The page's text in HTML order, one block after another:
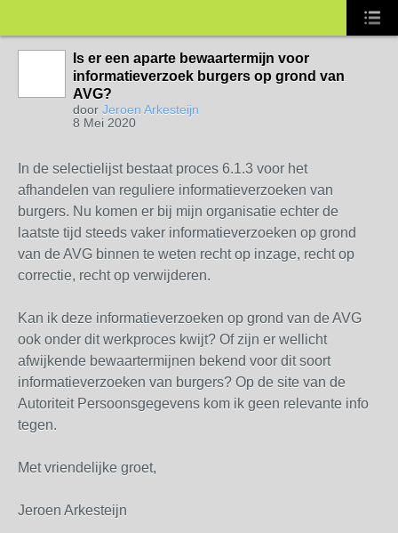
Is er een aparte bewaartermijn voor
informatieverzoek burgers op grond van
AVG?
door Jeroen Arkesteijn
8 Mei 2020
In de selectielijst bestaat proces 6.1.3 voor het
afhandelen van reguliere informatieverzoeken van
burgers. Nu komen er bij mijn organisatie echter de
laatste tijd steeds vaker informatieverzoeken op grond
van de AVG binnen te weten recht op inzage, recht op
correctie, recht op verwijderen.
Kan ik deze informatieverzoeken op grond van de AVG
ook onder dit werkproces kwijt? Of zijn er wellicht
afwijkende bewaartermijnen bekend voor dit soort
informatieverzoeken van burgers? Op de site van de
Autoriteit Persoonsgegevens kom ik geen relevante info
tegen.
Met vriendelijke groet,
Jeroen Arkesteijn